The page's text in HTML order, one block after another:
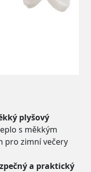
plyšový
s měkkým
pro zimní večery
a praktický